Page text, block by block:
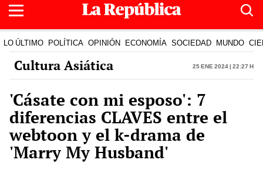
LO ÚLTIMO POLÍTICA OPINIÓN ECONOMÍA SOCIEDAD MUNDO
Cultura Asiática 25 Ene 2024 | 22:27 h
'Cásate con mi esposo': 7
diferencias CLAVES entre el
webtoon y el k-drama de
'Marry My Husband'